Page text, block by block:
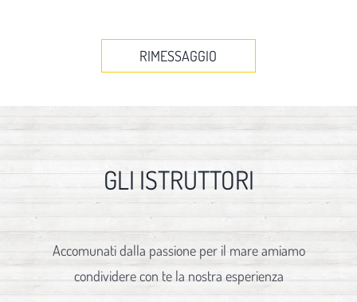
RIMESSAGGIO
GLI ISTRUTTORI
Accomunati dalla passione per il mare amiamo
condividere con te la nostra esperienza